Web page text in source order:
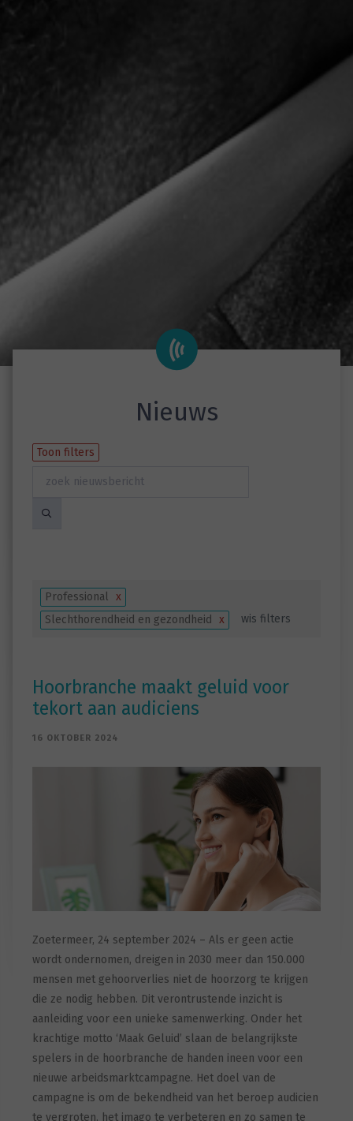
Nieuws
Toon filters
Professional x
Slechthorendheid en gezondheid
x wis filters
Hoorbranche maakt geluid voor
tekort aan audiciens
16 OKTOBER 2024
Zoetermeer, 24 september 2024 – Als er geen actie
wordt ondernomen, dreigen in 2030 meer dan 150.000
mensen met gehoorverlies niet de hoorzorg te krijgen
die ze nodig hebben. Dit verontrustende inzicht is
aanleiding voor een unieke samenwerking. Onder het
krachtige motto ‘Maak Geluid’ slaan de belangrijkste
spelers in de hoorbranche de handen ineen voor een
nieuwe arbeidsmarktcampagne. Het doel van de
campagne is om de bekendheid van het beroep audicien
te vergroten, het imago te verbeteren en zo samen te